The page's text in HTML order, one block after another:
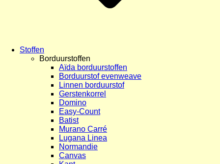
Stoffen
Borduurstoffen
Aïda borduurstoffen
Borduurstof evenweave
Linnen borduurstof
Gerstenkorrel
Domino
Easy-Count
Batist
Murano Carré
Lugana Linea
Normandie
Canvas